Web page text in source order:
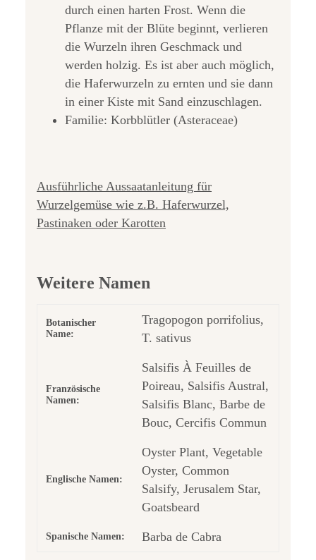
durch einen harten Frost. Wenn die
Pflanze mit der Blüte beginnt, verlieren
die Wurzeln ihren Geschmack und
werden holzig. Es ist aber auch möglich,
die Haferwurzeln zu ernten und sie dann
in einer Kiste mit Sand einzuschlagen.
Familie: Korbblütler (Asteraceae)
Ausführliche Aussaatanleitung für
Wurzelgemüse wie z.B. Haferwurzel,
Pastinaken oder Karotten
Weitere Namen
Botanischer
Name:
Tragopogon porrifolius,
T. sativus
Französische
Namen:
Salsifis À Feuilles de
Poireau, Salsifis Austral,
Salsifis Blanc, Barbe de
Bouc, Cercifis Commun
Englische Namen:
Oyster Plant, Vegetable
Oyster, Common
Salsify, Jerusalem Star,
Goatsbeard
Spanische Namen: Barba de Cabra